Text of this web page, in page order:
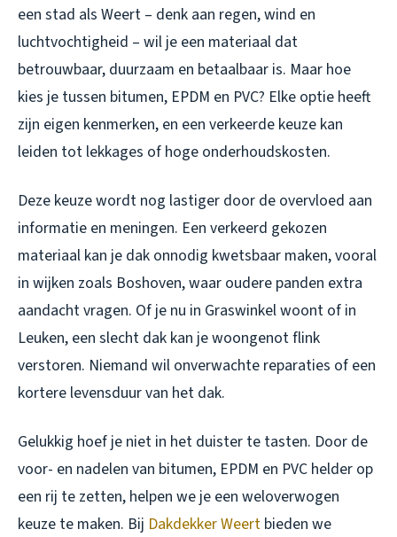
een stad als Weert – denk aan regen, wind en
luchtvochtigheid – wil je een materiaal dat
betrouwbaar, duurzaam en betaalbaar is. Maar hoe
kies je tussen bitumen, EPDM en PVC? Elke optie heeft
zijn eigen kenmerken, en een verkeerde keuze kan
leiden tot lekkages of hoge onderhoudskosten.
Deze keuze wordt nog lastiger door de overvloed aan
informatie en meningen. Een verkeerd gekozen
materiaal kan je dak onnodig kwetsbaar maken, vooral
in wijken zoals Boshoven, waar oudere panden extra
aandacht vragen. Of je nu in Graswinkel woont of in
Leuken, een slecht dak kan je woongenot flink
verstoren. Niemand wil onverwachte reparaties of een
kortere levensduur van het dak.
Gelukkig hoef je niet in het duister te tasten. Door de
voor- en nadelen van bitumen, EPDM en PVC helder op
een rij te zetten, helpen we je een weloverwogen
keuze te maken. Bij Dakdekker Weert bieden we